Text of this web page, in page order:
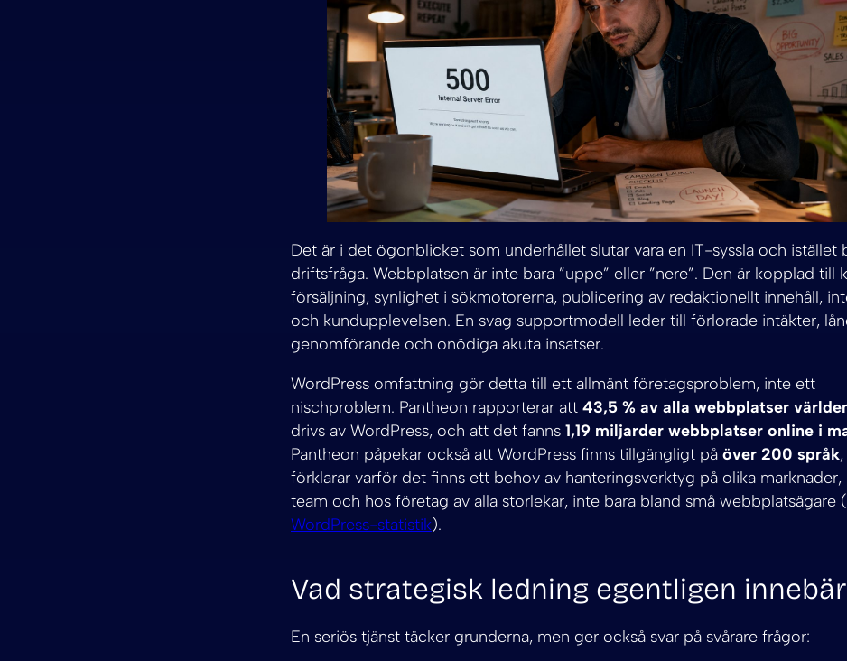
Det är i det ögonblicket som underhållet slutar vara en IT-syssla och istället
driftsfråga. Webbplatsen är inte bara ”uppe” eller ”nere”. Den är kopplad till
försäljning, synlighet i sökmotorerna, publicering av redaktionellt innehåll,
och kundupplevelsen. En svag supportmodell leder till förlorade intäkter,
genomförande och onödiga akuta insatser.
WordPress omfattning gör detta till ett allmänt företagsproblem, inte ett
nischproblem. Pantheon rapporterar att 43,5 % av alla webbplatser
drivs av WordPress, och att det fanns 1,19 miljarder webbplatser online i
Pantheon påpekar också att WordPress finns tillgängligt på över 200 språk
förklarar varför det finns ett behov av hanteringsverktyg på olika marknader,
team och hos företag av alla storlekar, inte bara bland små webbplatsägare (
WordPress-statistik).
Vad strategisk ledning egentligen innebär
En seriös tjänst täcker grunderna, men ger också svar på svårare frågor: